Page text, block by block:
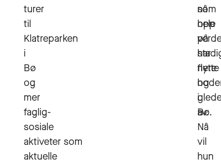
turer
til
Klatreparken
i
Bø
og
mer
faglig-
sosiale
aktiveter som
aktuelle
nå
opp
på
flere
i
Bø.
Nå
vil
hun
som
hele
har
nytte
og
av.